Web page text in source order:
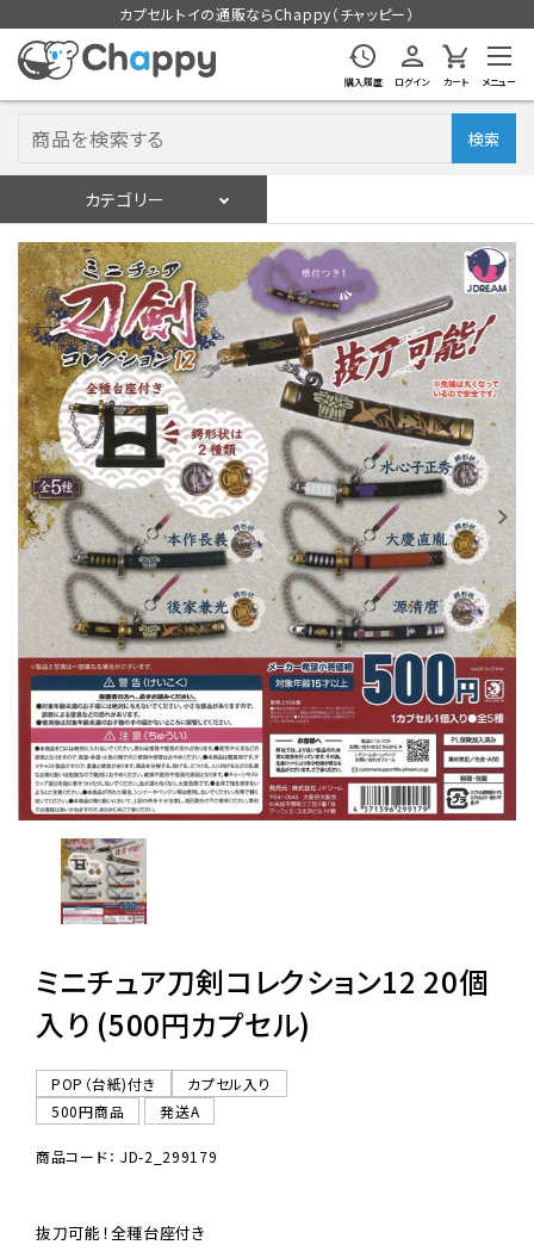
カプセルトイの通販ならChappy（チャッピー）
購入履歴 ログイン カート メニュー
検索
カテゴリー
ログイン 会員登録
入荷スケジュールをチェック
カプセルトイマシン本体
カプセルトイ
販促用空カプセル
レンタル
景品・玩具・文具
販促用カプセルトイ
よくあるご質問
06-6282-7659
ミニチュア刀剣コレクション12 20個
入り (500円カプセル)
POP（台紙)付き
カプセル入り
500円商品
発送A
商品コード： JD-2_299179
抜刀可能！全種台座付き